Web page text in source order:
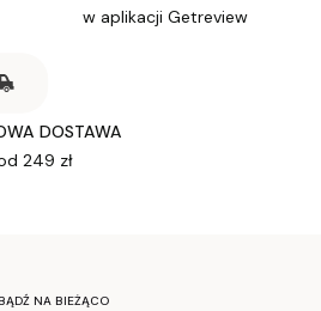
w aplikacji Getreview
DOSTAWA
249 zł
BĄDŹ NA BIEŻĄCO